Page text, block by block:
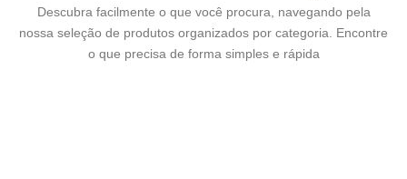
Descubra facilmente o que você procura, navegando pela
nossa seleção de produtos organizados por categoria. Encontre
o que precisa de forma simples e rápida